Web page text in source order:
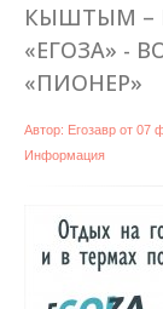
КЫШТЫМ –
«ЕГОЗА» -
«ПИОНЕР»
Автор: Егозавр от 07
Информация